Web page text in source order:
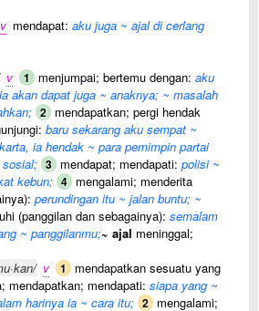
v mendapat: aku juga ~ ajal di cerlang
v 1 menjumpai; bertemu dengan: aku
akan dapat juga ~ anaknya; ~ masalah
2 mendapatkan; pergi hendak
baru sekarang aku sempat ~
ia hendak ~ para pemimpin partai
sosial; 3 mendapat; mendapati: polisi ~
kebun; 4 mengalami; menderita
perundingan itu ~ jalan buntu; ~
(panggilan dan sebagainya): semalam
~ panggilanmu;~ ajal meninggal;
v 1
mendapatkan sesuatu yang
mendapatkan; mendapati: siapa yang ~
harinya ia ~ cara itu; 2 mengalami;